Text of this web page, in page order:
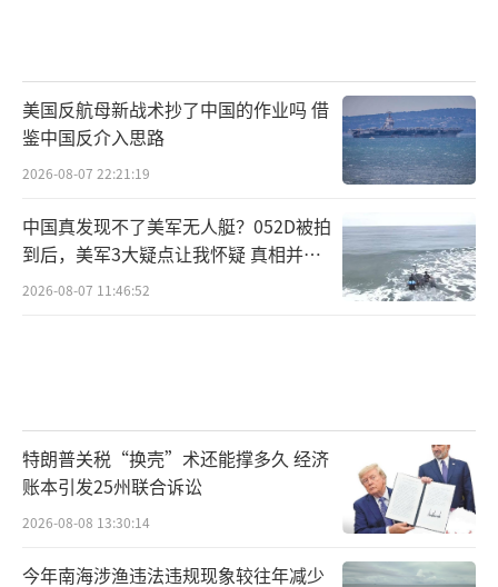
美国反航母新战术抄了中国的作业吗 借
鉴中国反介入思路
2026-08-07 22:21:19
中国真发现不了美军无人艇？052D被拍
到后，美军3大疑点让我怀疑 真相并非
如此
2026-08-07 11:46:52
特朗普关税“换壳”术还能撑多久 经济
账本引发25州联合诉讼
2026-08-08 13:30:14
今年南海涉渔违法违规现象较往年减少